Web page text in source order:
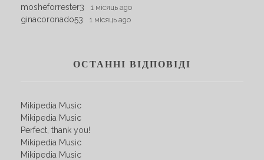
mosheforrester3 1 місяць ago
ginacoronado53 1 місяць ago
ОСТАННІ ВІДПОВІДІ
Mikipedia Music
Mikipedia Music
Perfect, thank you!
Mikipedia Music
Mikipedia Music